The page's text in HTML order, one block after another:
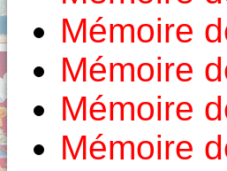
Mémoire
Mémoire
Mémoire
Mémoire